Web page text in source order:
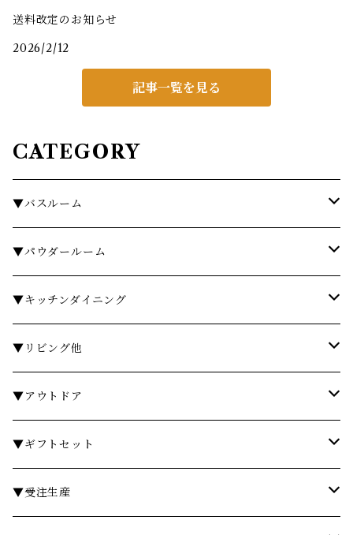
送料改定のお知らせ
2026/2/12
記事一覧を見る
CATEGORY
▼バスルーム
タオル
バスローブ
石鹸・ボディソープ
入浴剤・バスソルト
ディスペンサー・ソープディッシュ
ボディケア
▼パウダールーム
石鹸・ハンドウォッシュ
ディスペンサー・ソープディッシュ
歯ブラシスタンド・タンブラー
ハンドクリーム
ランドリーバスケット
▼キッチンダイニング
お皿・プレート
グラス・コップ
カトラリー
箸・箸置き
▼リビング他
フレグランス
フレグランスランプ
リードディフューザー
時計
キャンドル
▼アウトドア
テーブル
椅子・スツール
▼ギフトセット
￥3,000～
▼受注生産